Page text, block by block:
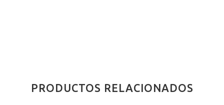
PRODUCTOS RELACIONADOS